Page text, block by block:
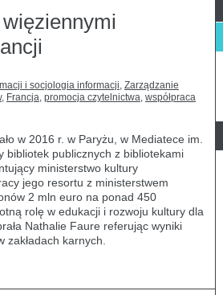
i socjologia informacji, Zarządzanie
, Francja, promocja czytelnictwa, współpraca
w 2016 r. w Paryżu, w Mediatece im.
bibliotek publicznych z bibliotekami
ministerstwo kultury
jego resortu z ministerstwem
2 mln euro na ponad 450
rolę w edukacji i rozwoju kultury dla
Nathalie Faure referując wyniki
karnych.